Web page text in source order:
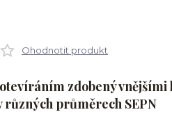
Ohodnotit produkt
zdobený
různých průměrech SEPN